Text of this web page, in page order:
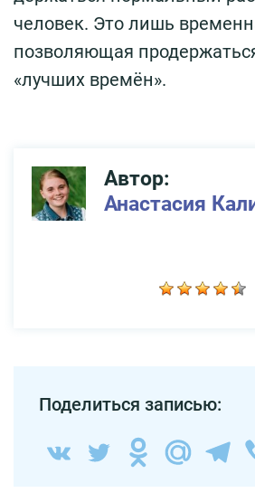
человек. Это лишь
позволяющая
«лучших времён».
Автор:
Анастасия
Поделиться записью: